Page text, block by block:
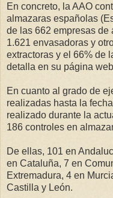
En concreto, la AAO
almazaras españolas
de las 662 empresas de
1.621 envasadoras y
extractoras y el 66% de
detalla en su página
En cuanto al grado de
realizadas hasta la
realizado durante la
186 controles en
De ellas, 101 en
en Cataluña, 7 en
Extremadura, 4 en
Castilla y León.